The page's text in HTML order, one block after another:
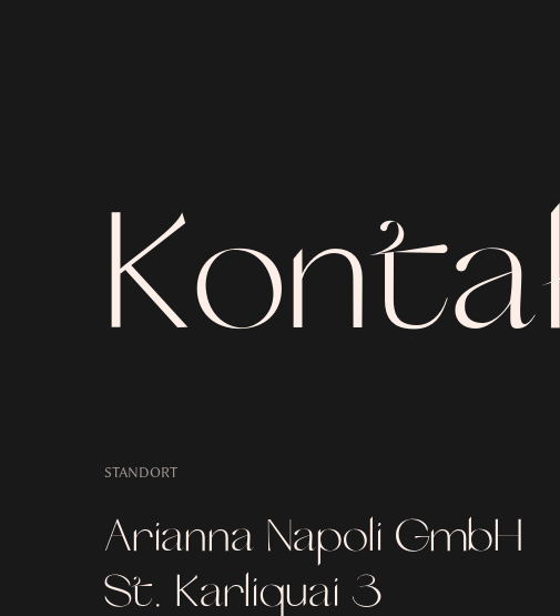
STANDORT
Arianna Napoli GmbH
St. Karliquai 3